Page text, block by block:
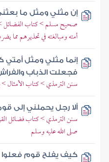
إن مثلي ومثل ما
صحيح مسلم > كتاب الفضائل
أمته ومبالغته في تحذيرهم مما
إنما مثلي ومثل أمتي
فجعلت الذباب
سنن الترمذي > كتاب الأمثال >
ألا رجل يحملني إلى
سنن الترمذي > كتاب فضائل
صلى الله عليه وسلم
كيف يفلح قوم